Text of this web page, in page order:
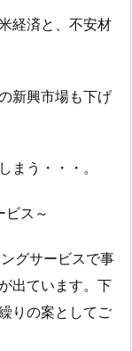
経済と、不安材
新興市場も下げ
まう・・・。
ビス～
グサービスで事
出ています。下
りの案としてご